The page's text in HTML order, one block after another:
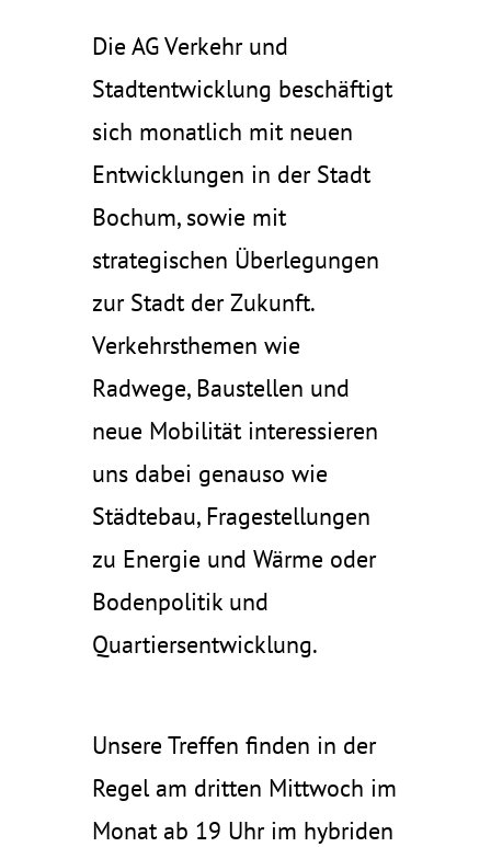
Die AG Verkehr und
Stadtentwicklung beschäftigt
sich monatlich mit neuen
Entwicklungen in der Stadt
Bochum, sowie mit
strategischen Überlegungen
zur Stadt der Zukunft.
Verkehrsthemen wie
Radwege, Baustellen und
neue Mobilität interessieren
uns dabei genauso wie
Städtebau, Fragestellungen
zu Energie und Wärme oder
Bodenpolitik und
Quartiersentwicklung.
Unsere Treffen finden in der
Regel am dritten Mittwoch im
Monat ab 19 Uhr im hybriden